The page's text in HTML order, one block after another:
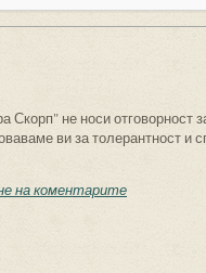
Скорп" не носи отговорност
ви за толерантност и
на коментарите